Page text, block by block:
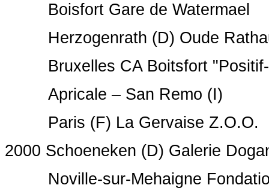
Boisfort Gare de Watermael
Herzogenrath (D) Oude
Bruxelles CA Boitsfort "Positif-
Apricale – San Remo (I)
Paris (F) La Gervaise Z.O.O.
2000 Schoeneken (D) Galerie
Noville-sur-Mehaigne